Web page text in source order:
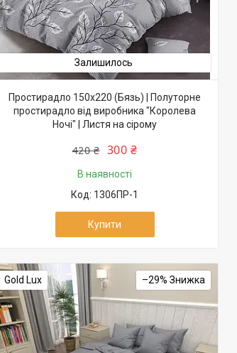
Залишилось
Простирадло 150х220 (Бязь) | Полуторне
простирадло від виробника "Королева
Ночі" | Листя на сірому
420 ₴ 300 ₴
В наявності
1306ПР-1
Купити
Gold Lux –29%